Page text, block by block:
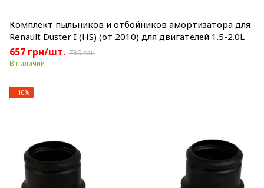
Комплект пыльников и отбойников амортизатора для
Renault Duster I (HS) (от 2010) для двигателей 1.5-2.0L
657 грн/шт. 730 грн
В наличии
−10%